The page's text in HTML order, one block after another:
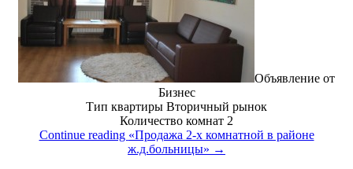
Объявление от
Бизнес
Тип квартиры Вторичный рынок
Количество комнат 2
Continue reading «Продажа 2-х комнатной в районе
ж.д.больницы» →